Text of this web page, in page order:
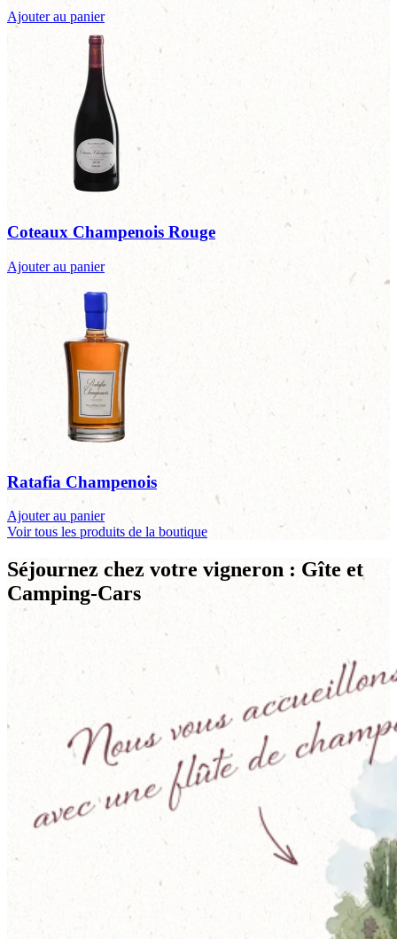
Ajouter au panier
Coteaux Champenois Rouge
Ajouter au panier
Ratafia Champenois
Ajouter au panier
Voir tous les produits de la boutique
Séjournez chez votre vigneron : Gîte et
Camping-Cars